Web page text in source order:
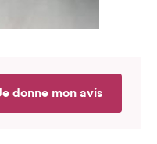
sur 5
donne mon avis